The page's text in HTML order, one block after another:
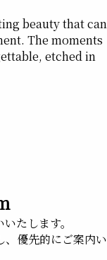
beauty that can
The moments
etched in
たします。
優先的にご案内い